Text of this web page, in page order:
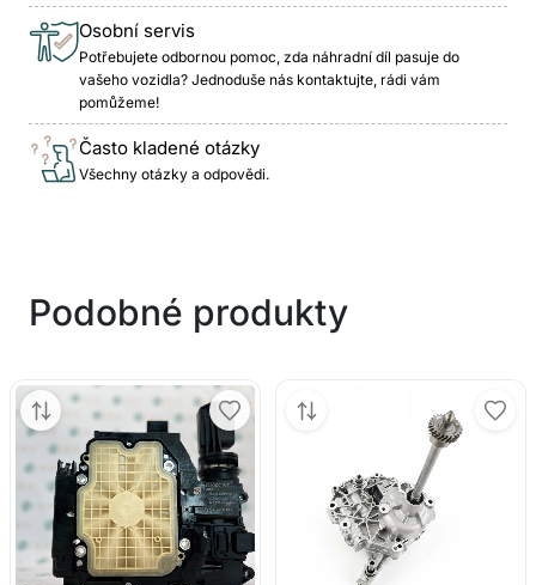
Osobní servis
Potřebujete odbornou pomoc, zda náhradní díl pasuje do
vašeho vozidla? Jednoduše nás kontaktujte, rádi vám
pomůžeme!
Často kladené otázky
Všechny otázky a odpovědi.
Podobné produkty